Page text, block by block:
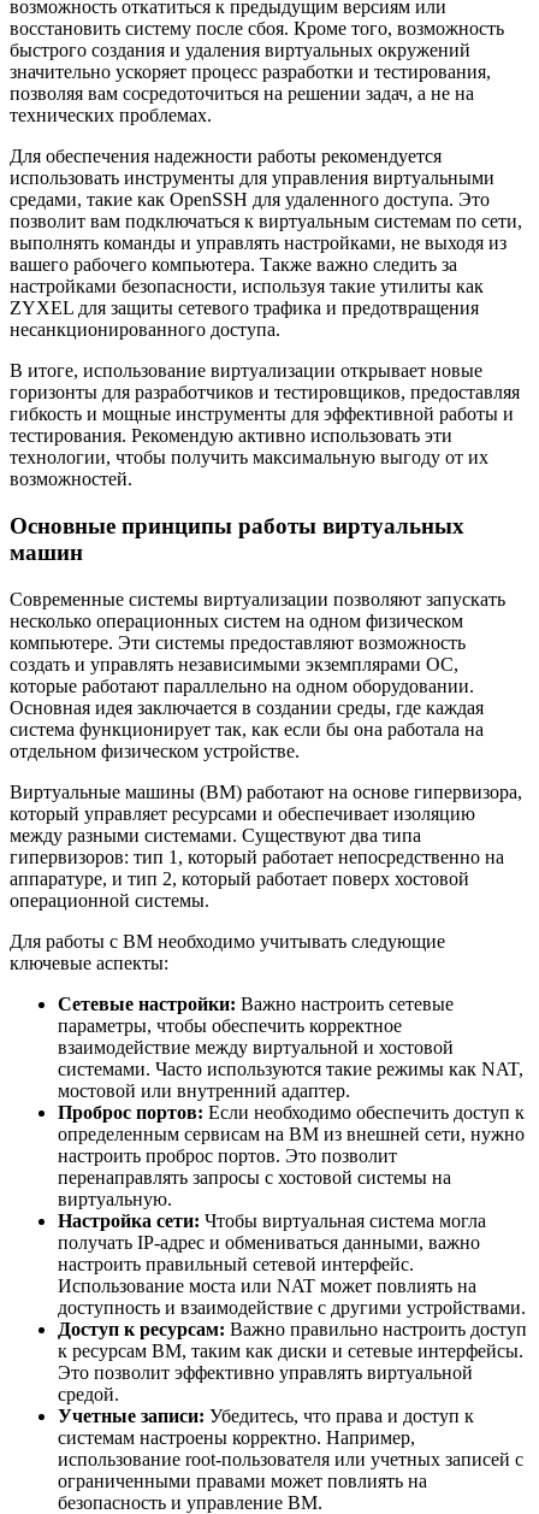
возможность откатиться к предыдущим версиям или
восстановить систему после сбоя. Кроме того, возможность
быстрого создания и удаления виртуальных окружений
значительно ускоряет процесс разработки и тестирования,
позволяя вам сосредоточиться на решении задач, а не на
технических проблемах.
Для обеспечения надежности работы рекомендуется
использовать инструменты для управления виртуальными
средами, такие как OpenSSH для удаленного доступа. Это
позволит вам подключаться к виртуальным системам по сети,
выполнять команды и управлять настройками, не выходя из
вашего рабочего компьютера. Также важно следить за
настройками безопасности, используя такие утилиты как
ZYXEL для защиты сетевого трафика и предотвращения
несанкционированного доступа.
В итоге, использование виртуализации открывает новые
горизонты для разработчиков и тестировщиков, предоставляя
гибкость и мощные инструменты для эффективной работы и
тестирования. Рекомендую активно использовать эти
технологии, чтобы получить максимальную выгоду от их
возможностей.
Основные принципы работы виртуальных
машин
Современные системы виртуализации позволяют запускать
несколько операционных систем на одном физическом
компьютере. Эти системы предоставляют возможность
создать и управлять независимыми экземплярами ОС,
которые работают параллельно на одном оборудовании.
Основная идея заключается в создании среды, где каждая
система функционирует так, как если бы она работала на
отдельном физическом устройстве.
Виртуальные машины (ВМ) работают на основе гипервизора,
который управляет ресурсами и обеспечивает изоляцию
между разными системами. Существуют два типа
гипервизоров: тип 1, который работает непосредственно на
аппаратуре, и тип 2, который работает поверх хостовой
операционной системы.
Для работы с ВМ необходимо учитывать следующие
ключевые аспекты:
Сетевые настройки: Важно настроить сетевые
параметры, чтобы обеспечить корректное
взаимодействие между виртуальной и хостовой
системами. Часто используются такие режимы как NAT,
мостовой или внутренний адаптер.
Проброс портов: Если необходимо обеспечить доступ к
определенным сервисам на ВМ из внешней сети, нужно
настроить проброс портов. Это позволит
перенаправлять запросы с хостовой системы на
виртуальную.
Настройка сети: Чтобы виртуальная система могла
получать IP-адрес и обмениваться данными, важно
настроить правильный сетевой интерфейс.
Использование моста или NAT может повлиять на
доступность и взаимодействие с другими устройствами.
Доступ к ресурсам: Важно правильно настроить доступ
к ресурсам ВМ, таким как диски и сетевые интерфейсы.
Это позволит эффективно управлять виртуальной
средой.
Учетные записи: Убедитесь, что права и доступ к
системам настроены корректно. Например,
использование root-пользователя или учетных записей с
ограниченными правами может повлиять на
безопасность и управление ВМ.